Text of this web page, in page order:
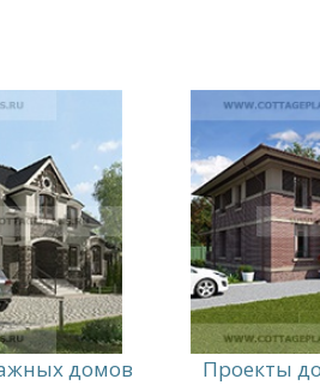
приемлемым ценам.
домов Проекты